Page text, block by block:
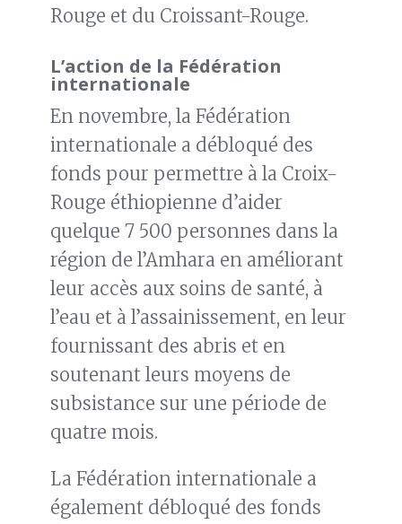
Rouge et du Croissant-Rouge.
L’action de la Fédération
internationale
En novembre, la Fédération
internationale a débloqué des
fonds pour permettre à la Croix-
Rouge éthiopienne d’aider
quelque 7 500 personnes dans la
région de l’Amhara en améliorant
leur accès aux soins de santé, à
l’eau et à l’assainissement, en leur
fournissant des abris et en
soutenant leurs moyens de
subsistance sur une période de
quatre mois.
La Fédération internationale a
également débloqué des fonds